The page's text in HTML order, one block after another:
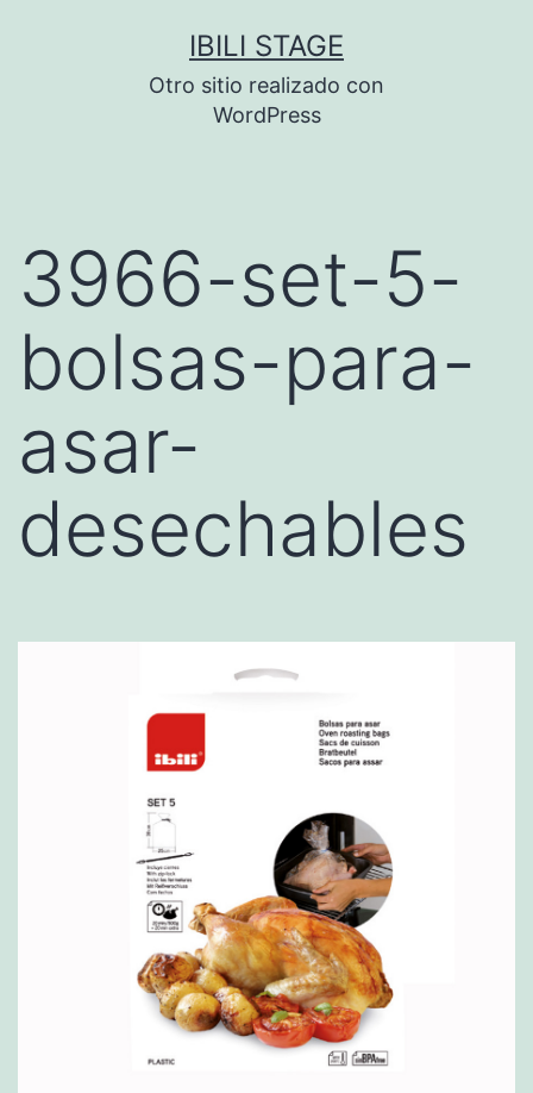
IBILI STAGE
Otro sitio realizado con
WordPress
3966-set-5-
bolsas-para-
asar-
desechables